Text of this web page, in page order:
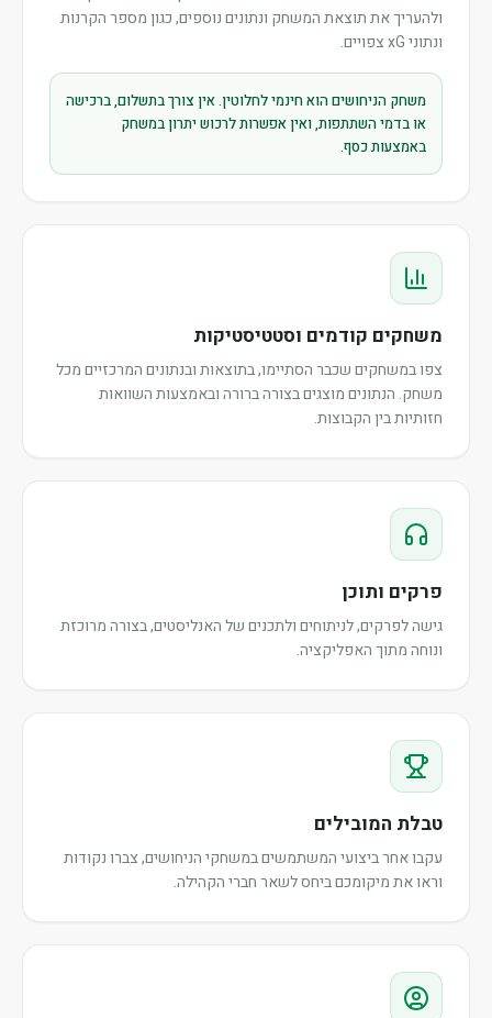
ולהעריך את תוצאת המשחק ונתונים נוספים, כגון מספר הקרנות
ונתוני xG צפויים.
משחק הניחושים הוא חינמי לחלוטין. אין צורך בתשלום, ברכישה
או בדמי השתתפות, ואין אפשרות לרכוש יתרון במשחק
באמצעות כסף.
משחקים קודמים וסטטיסטיקות
צפו במשחקים שכבר הסתיימו, בתוצאות ובנתונים המרכזיים מכל
משחק. הנתונים מוצגים בצורה ברורה ובאמצעות השוואות
חזותיות בין הקבוצות.
פרקים ותוכן
גישה לפרקים, לניתוחים ולתכנים של האנליסטים, בצורה מרוכזת
ונוחה מתוך האפליקציה.
טבלת המובילים
עקבו אחר ביצועי המשתמשים במשחקי הניחושים, צברו נקודות
וראו את מיקומכם ביחס לשאר חברי הקהילה.